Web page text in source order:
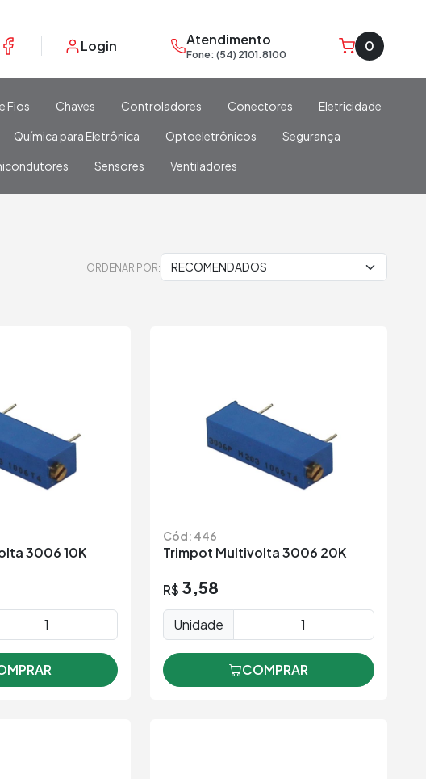
Login Atendimento
Fone: (54) 2101.8100 0
Fios Chaves Controladores Conectores Eletricidade
Química para Eletrônica Optoeletrônicos Segurança
Sensores Ventiladores
ORDENAR POR:
3006 10K
Cód: 446
Trimpot Multivolta 3006 20K
R$ 3,58
Unidade
COMPRAR